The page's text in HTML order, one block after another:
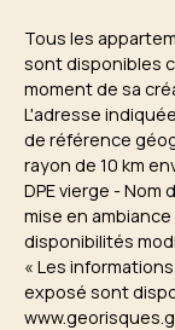
Tous les
sont disponibles
moment de sa
L'adresse
de référence
rayon de 10 km
DPE vierge -
mise en
disponibilités
« Les
exposé sont